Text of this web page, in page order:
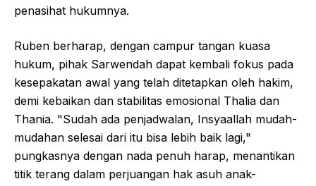
penasihat hukumnya.
Ruben berharap, dengan campur tangan kuasa
hukum, pihak Sarwendah dapat kembali fokus pada
kesepakatan awal yang telah ditetapkan oleh hakim,
demi kebaikan dan stabilitas emosional Thalia dan
Thania. "Sudah ada penjadwalan, Insyaallah mudah-
mudahan selesai dari itu bisa lebih baik lagi,"
pungkasnya dengan nada penuh harap, menantikan
titik terang dalam perjuangan hak asuh anak-